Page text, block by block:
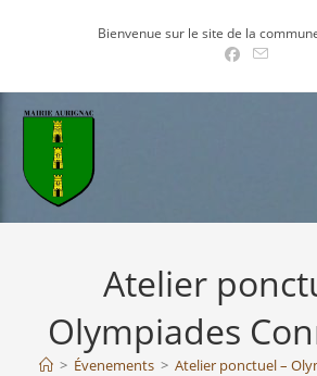
Bienvenue sur le site de la
Atelier
Olympiades
> Évenements > Atelier ponctuel –